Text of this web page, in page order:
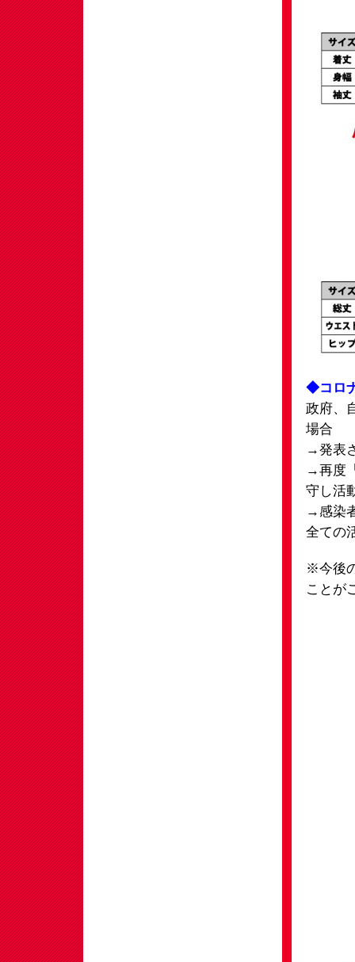
◆コロ
政府、
場合
→発表
→再度
守し活
→感染
全ての
※今後
ことが